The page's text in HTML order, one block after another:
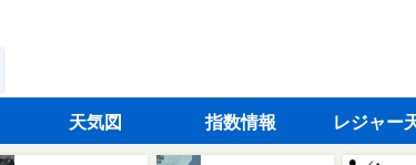
天気図 指数情報 レジャー